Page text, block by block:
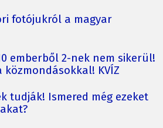
fotójukról a magyar
emberből 2-nek nem sikerül!
KVÍZ
tudják! Ismered még ezeket